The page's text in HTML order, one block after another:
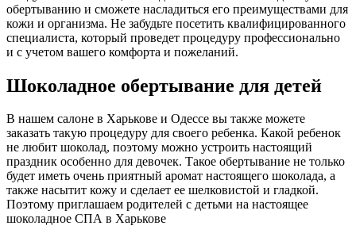
обертыванию и сможете насладиться его преимуществами для
кожи и организма. Не забудьте посетить квалифицированного
специалиста, который проведет процедуру профессионально
и с учетом вашего комфорта и пожеланий.
Шоколадное обертывание для детей
В нашем салоне в Харькове и Одессе вы также можете
заказать такую процедуру для своего ребенка. Какой ребенок
не любит шоколад, поэтому можно устроить настоящий
праздник особенно для девочек. Такое обертывание не только
будет иметь очень приятный аромат настоящего шоколада, а
также насытит кожу и сделает ее шелковистой и гладкой.
Поэтому приглашаем родителей с детьми на настоящее
шоколадное СПА в Харькове